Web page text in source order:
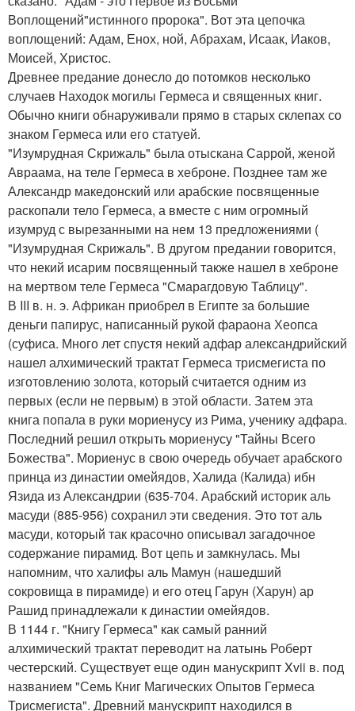
Воплощений"истинного пророка". Вот эта цепочка
воплощений: Адам, Енох, ной, Абрахам, Исаак, Иаков,
Моисей, Христос.
Древнее предание донесло до потомков несколько
случаев Находок могилы Гермеса и священных книг.
Обычно книги обнаруживали прямо в старых склепах со
знаком Гермеса или его статуей.
"Изумрудная Скрижаль" была отыскана Саррой, женой
Авраама, на теле Гермеса в хеброне. Позднее там же
Александр македонский или арабские посвященные
раскопали тело Гермеса, а вместе с ним огромный
изумруд с вырезанными на нем 13 предложениями (
"Изумрудная Скрижаль". В другом предании говорится,
что некий исарим посвященный также нашел в хеброне
на мертвом теле Гермеса "Смарагдовую Таблицу".
В III в. н. э. Африкан приобрел в Египте за большие
деньги папирус, написанный рукой фараона Хеопса
(суфиса. Много лет спустя некий адфар александрийский
нашел алхимический трактат Гермеса трисмегиста по
изготовлению золота, который считается одним из
первых (если не первым) в этой области. Затем эта
книга попала в руки мориенусу из Рима, ученику адфара.
Последний решил открыть мориенусу "Тайны Всего
Божества". Мориенус в свою очередь обучает арабского
принца из династии омейядов, Халида (Калида) ибн
Язида из Александрии (635-704. Арабский историк аль
масуди (885-956) сохранил эти сведения. Это тот аль
масуди, который так красочно описывал загадочное
содержание пирамид. Вот цепь и замкнулась. Мы
напомним, что халифы аль Мамун (нашедший
сокровища в пирамиде) и его отец Гарун (Харун) ар
Рашид принадлежали к династии омейядов.
В 1144 г. "Книгу Гермеса" как самый ранний
алхимический трактат переводит на латынь Роберт
честерский. Существует еще один манускрипт Xvii в. под
названием "Семь Книг Магических Опытов Гермеса
Трисмегиста". Древний манускрипт находился в